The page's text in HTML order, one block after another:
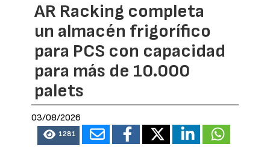
AR Racking completa
un almacén frigorífico
para PCS con capacidad
para más de 10.000
palets
03/08/2026
1281